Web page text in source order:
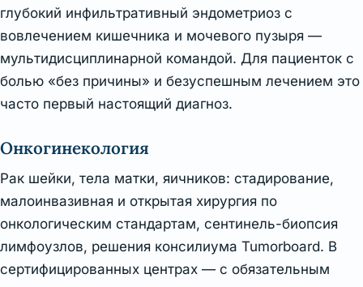
глубокий инфильтративный эндометриоз с
вовлечением кишечника и мочевого пузыря —
мультидисциплинарной командой. Для пациенток с
болью «без причины» и безуспешным лечением это
часто первый настоящий диагноз.
Онкогинекология
Рак шейки, тела матки, яичников: стадирование,
малоинвазивная и открытая хирургия по
онкологическим стандартам, сентинель-биопсия
лимфоузлов, решения консилиума Tumorboard. В
сертифицированных центрах — с обязательным